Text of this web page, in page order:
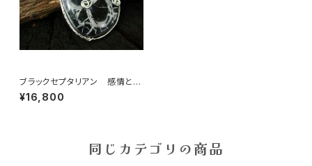
ブラックセプタリアン 感情と知
性を高次の精神に調和させ
る・・・
¥16,800
同じカテゴリの商品